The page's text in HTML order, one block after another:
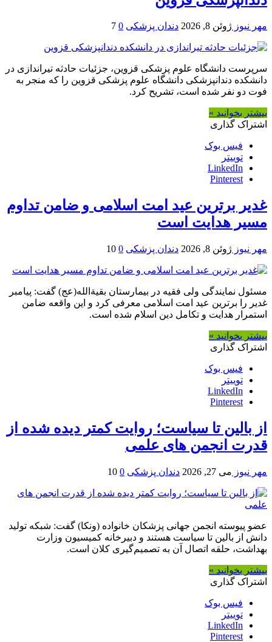
مهر نیوز ژوئن 8, 2026 دندان پزشکی 0
7
سرپرست دانشگاه علوم پزشکی قزوین، جزئیات حادثه تیراندازی در
دانشکده دندانپزشکی دانشگاه علوم پزشکی قزوین را که منجر به
فوت دو نفر شده است، تشریح کرد.
بیشتر بخوانید »
اشتراک گذاری
فیس بوک
توییتر
LinkedIn
Pinterest
غدیر برترین عید امت اسلامی و ضامن تداوم
مسیر هدایت است
مهر نیوز ژوئن 8, 2026 دندان پزشکی 0
10
مسئول نمایندگی ولی فقیه در بیمارستان بقیةالله(عج) گفت: پیامبر
غدیر را برترین عید امت اسلامی معرفی کرد و این واقعه ضامن
استمرار هدایت و تکامل دین اسلام شده است.
بیشتر بخوانید »
اشتراک گذاری
فیس بوک
توییتر
LinkedIn
Pinterest
از بالین تا سیاست؛ روایت کمتر دیده‌ شده از
قدرت انجمن‌ های علمی
مهر نیوز می 27, 2026 دندان پزشکی 0
10
عضو پیوسته انجمن جهانی پزشکان خانواده (ونکا) گفت: شبکه تولید
دانش از بالین تا سیاست هستند و دبیرخانه کمیسیون وزارت
بهداشت، حلقه اتصال آن به تصمیم‌گیری کلان است.
بیشتر بخوانید »
اشتراک گذاری
فیس بوک
توییتر
LinkedIn
Pinterest